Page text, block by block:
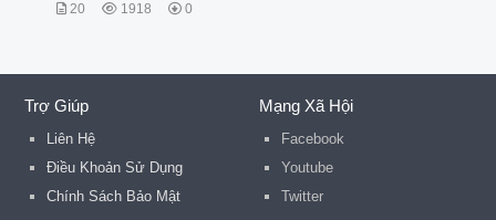
20 1918 0
Trợ Giúp
Liên Hệ
Điều Khoản Sử Dụng
Chính Sách Bảo Mật
Mạng Xã Hội
Facebook
Youtube
Twitter